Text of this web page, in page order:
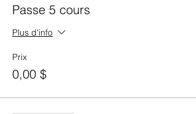
Passe 5 cours
Plus d'info
Prix
0,00 $